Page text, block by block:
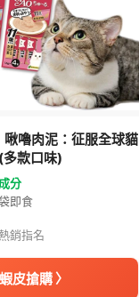
啾嚕肉泥：征服全球貓
多款口味)
分
即食
銷指名
皮搶購 〉